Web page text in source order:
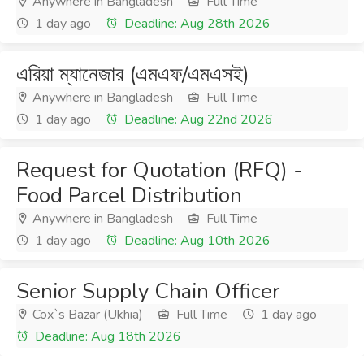
1 day ago
Deadline: Aug 28th 2026
এরিয়া ম্যানেজার (এমএফ/এমএসই)
Anywhere in Bangladesh
Full Time
1 day ago
Deadline: Aug 22nd 2026
Request for Quotation (RFQ) -
Food Parcel Distribution
Anywhere in Bangladesh
Full Time
1 day ago
Deadline: Aug 10th 2026
Senior Supply Chain Officer
Cox`s Bazar (Ukhia) Full Time
1 day ago
Deadline: Aug 18th 2026